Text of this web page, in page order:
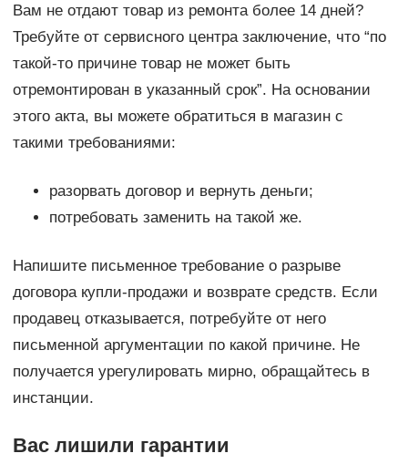
Вам не отдают товар из ремонта более 14 дней?
Требуйте от сервисного центра заключение, что “по
такой-то причине товар не может быть
отремонтирован в указанный срок”. На основании
этого акта, вы можете обратиться в магазин с
такими требованиями:
разорвать договор и вернуть деньги;
потребовать заменить на такой же.
Напишите письменное требование о разрыве
договора купли-продажи и возврате средств. Если
продавец отказывается, потребуйте от него
письменной аргументации по какой причине. Не
получается урегулировать мирно, обращайтесь в
инстанции.
Вас лишили гарантии